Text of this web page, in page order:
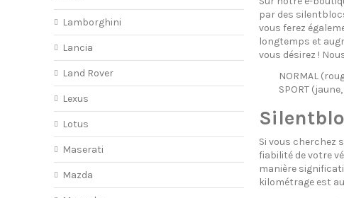
par des
vous ferez
longtemps et
vous désirez !
NORMAL
SPORT
Si vous cherchez
fiabilité de votre
manière
kilométrage est
Lamborghini
Lancia
Land Rover
Lexus
Lotus
Maserati
Mazda